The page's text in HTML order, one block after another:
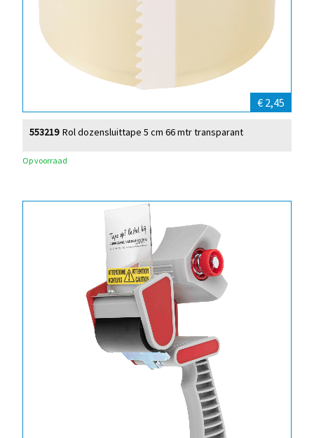
€ 2,45
Rol dozensluittape 5 cm 66 mtr transparant
553219
Op voorraad